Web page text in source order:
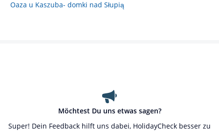
Oaza u Kaszuba- domki nad Słupią
Möchtest Du uns etwas sagen?
Super! Dein Feedback hilft uns dabei, HolidayCheck besser zu